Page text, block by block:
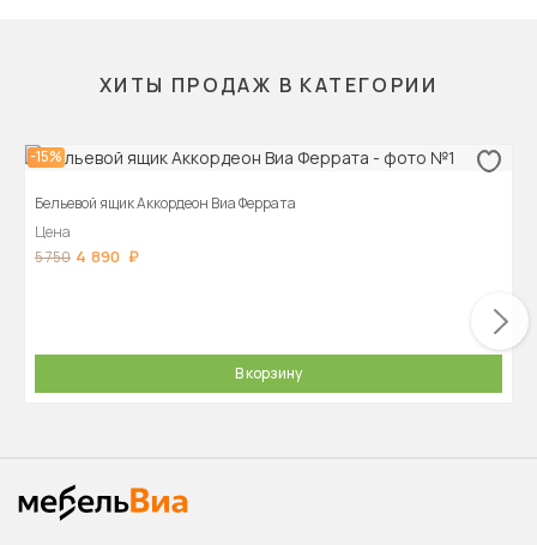
ХИТЫ ПРОДАЖ В КАТЕГОРИИ
-15%
Бельевой ящик Аккордеон Виа Феррата
Цена
5 750 4 890
В корзину